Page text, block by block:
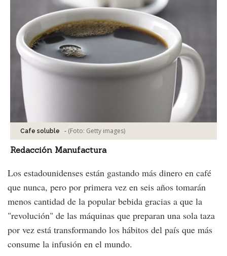
Cafe soluble - (Foto: Getty images)
Redacción Manufactura
Los estadounidenses están gastando más dinero en café
que nunca, pero por primera vez en seis años tomarán
menos cantidad de la popular bebida gracias a que la
"revolución" de las máquinas que preparan una sola taza
por vez está transformando los hábitos del país que más
consume la infusión en el mundo.